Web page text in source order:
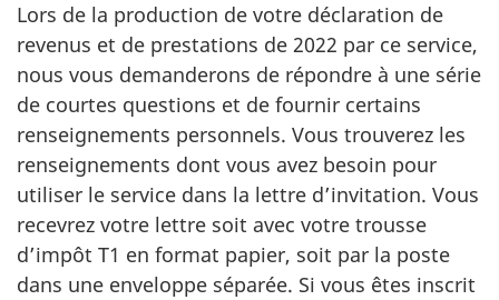
Lors de la production de votre déclaration de
revenus et de prestations de 2022 par ce service,
nous vous demanderons de répondre à une série
de courtes questions et de fournir certains
renseignements personnels. Vous trouverez les
renseignements dont vous avez besoin pour
utiliser le service dans la lettre d’invitation. Vous
recevrez votre lettre soit avec votre trousse
d’impôt T1 en format papier, soit par la poste
dans une enveloppe séparée. Si vous êtes inscrit